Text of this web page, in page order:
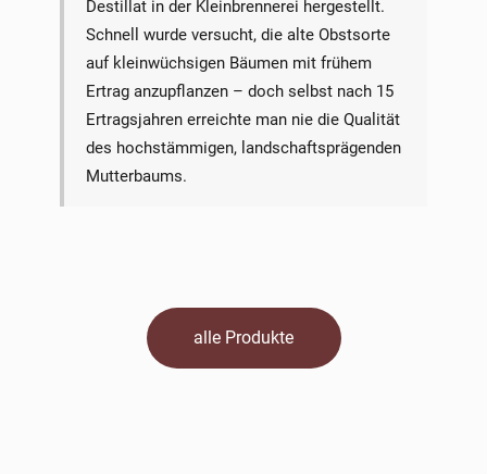
Destillat in der Kleinbrennerei hergestellt.
Schnell wurde versucht, die alte Obstsorte
auf kleinwüchsigen Bäumen mit frühem
Ertrag anzupflanzen – doch selbst nach 15
Ertragsjahren erreichte man nie die Qualität
des hochstämmigen, landschaftsprägenden
Mutterbaums.
alle Produkte